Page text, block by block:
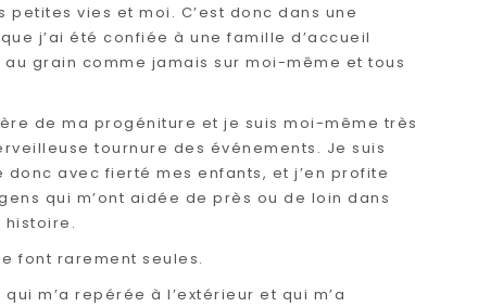
vies et moi. C’est donc dans une
j’ai été confiée à une famille d’accueil
grain comme jamais sur moi-même et tous
de ma progéniture et je suis moi-même très
tournure des événements. Je suis
donc avec fierté mes enfants, et j’en profite
qui m’ont aidée de près ou de loin dans
font rarement seules.
m’a repérée à l’extérieur et qui m’a